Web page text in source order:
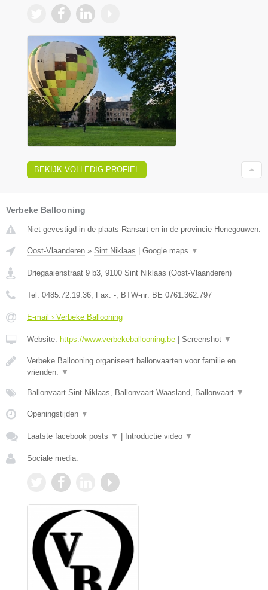
BEKIJK VOLLEDIG PROFIEL
Verbeke Ballooning
Niet gevestigd in de plaats Ransart en in de provincie Henegouwen.
Oost-Vlaanderen » Sint Niklaas Google maps ▼
Driegaaienstraat 9 b3, 9100 Sint Niklaas (Oost-Vlaanderen)
Tel: 0485.72.19.36, Fax: -, BTW-nr: BE 0761.362.797
E-mail › Verbeke Ballooning
Website: https://www.verbekeballooning.be Screenshot ▼
Verbeke Ballooning organiseert ballonvaarten voor familie en
vrienden. ▼
Ballonvaart Sint-Niklaas, Ballonvaart Waasland, Ballonvaart ▼
Openingstijden ▼
Laatste facebook posts ▼ Introductie video ▼
Sociale media: